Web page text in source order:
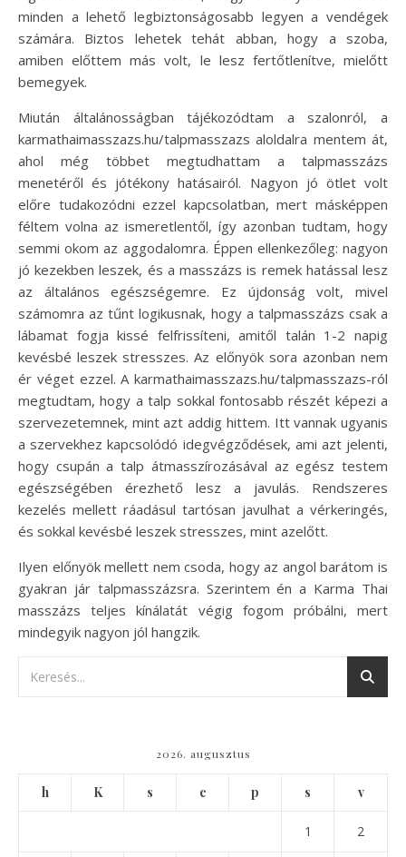
minden a lehető legbiztonságosabb legyen a vendégek
számára. Biztos lehetek tehát abban, hogy a szoba,
amiben előttem más volt, le lesz fertőtlenítve, mielőtt
bemegyek.
Miután általánosságban tájékozódtam a szalonról, a
karmathaimasszazs.hu/talpmasszazs aloldalra mentem át,
ahol még többet megtudhattam a talpmasszázs
menetéről és jótékony hatásairól. Nagyon jó ötlet volt
előre tudakozódni ezzel kapcsolatban, mert másképpen
féltem volna az ismeretlentől, így azonban tudtam, hogy
semmi okom az aggodalomra. Éppen ellenkezőleg: nagyon
jó kezekben leszek, és a masszázs is remek hatással lesz
az általános egészségemre. Ez újdonság volt, mivel
számomra az tűnt logikusnak, hogy a talpmasszázs csak a
lábamat fogja kissé felfrissíteni, amitől talán 1-2 napig
kevésbé leszek stresszes. Az előnyök sora azonban nem
ér véget ezzel. A karmathaimasszazs.hu/talpmasszazs-ról
megtudtam, hogy a talp sokkal fontosabb részét képezi a
szervezetemnek, mint azt addig hittem. Itt vannak ugyanis
a szervekhez kapcsolódó idegvégződések, ami azt jelenti,
hogy csupán a talp átmasszírozásával az egész testem
egészségében érezhető lesz a javulás. Rendszeres
kezelés mellett ráadásul tartósan javulhat a vérkeringés,
és sokkal kevésbé leszek stresszes, mint azelőtt.
Ilyen előnyök mellett nem csoda, hogy az angol barátom is
gyakran jár talpmasszázsra. Szerintem én a Karma Thai
masszázs teljes kínálatát végig fogom próbálni, mert
mindegyik nagyon jól hangzik.
2026. augusztus
h K s c p s v
1 2